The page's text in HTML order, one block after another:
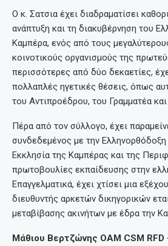
Ο κ. Σατσια έχει διαδραματίσει
ανάπτυξη και τη διακυβέρνηση του
Καμπέρα, ενός από τους
κοινοτικούς οργανισμούς της
περισσότερες από δύο δεκαετίες,
πολλαπλές ηγετικές θέσεις, όπως
του Αντιπροέδρου, του Γραμματέα και
Πέρα από τον σύλλογο, έχει
συνδεδεμένος με την Ελληνορθόδοξη
Εκκλησία της Καμπέρας και της
πρωτοβουλίες εκπαίδευσης στην
Επαγγελματικά, έχει χτίσει μια
διευθυντής αρκετών δικηγορικών
μεταβίβασης ακινήτων με έδρα την
Μάθιου Βερτζώνης OAM CSM